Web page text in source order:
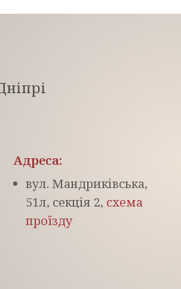
Адреса:
вул. Мандриківська,
51л, секція 2, схема
проїзду